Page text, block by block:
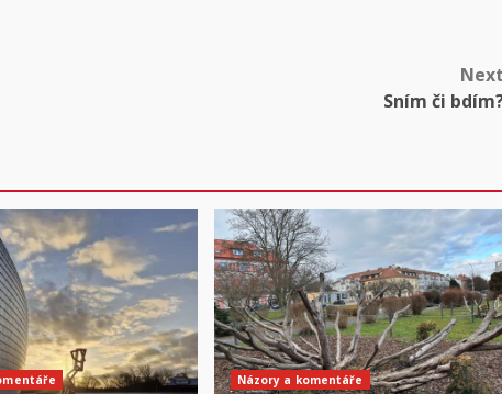
Sním či
Názory a komentáře